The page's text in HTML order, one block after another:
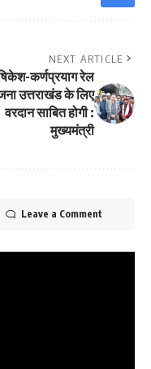
NEXT ARTICLE
कर्णप्रयाग रेल
उत्तराखंड के लिए
वरदान साबित होगी :
मुख्यमंत्री
Leave a Comment